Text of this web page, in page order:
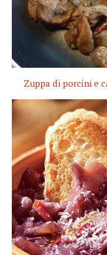
Zuppa di porcini e